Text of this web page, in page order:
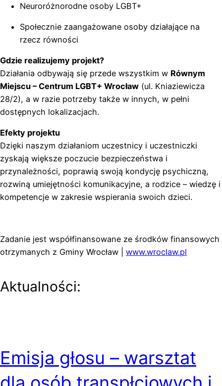
Neuroróżnorodne osoby LGBT+
Społecznie zaangażowane osoby działające na
rzecz równości
Gdzie realizujemy projekt?
Działania odbywają się przede wszystkim w Równym
Miejscu – Centrum LGBT+ Wrocław (ul. Kniaziewicza
28/2), a w razie potrzeby także w innych, w pełni
dostępnych lokalizacjach.
Efekty projektu
Dzięki naszym działaniom uczestnicy i uczestniczki
zyskają większe poczucie bezpieczeństwa i
przynależności, poprawią swoją kondycję psychiczną,
rozwiną umiejętności komunikacyjne, a rodzice – wiedzę i
kompetencje w zakresie wspierania swoich dzieci.
Zadanie jest współfinansowane ze środków finansowych
otrzymanych z Gminy Wrocław | www.wroclaw.pl
Aktualności:
Emisja głosu – warsztat